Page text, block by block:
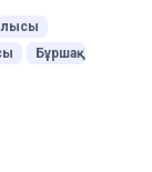
Бұршақ